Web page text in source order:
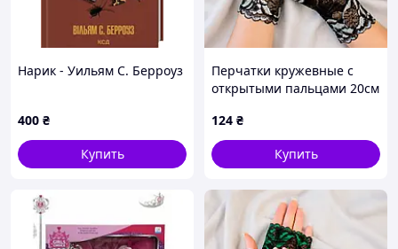
Нарик - Уильям С. Берроуз
400 ₴
Купить
Перчатки кружевные с
открытыми пальцами 20см
124 ₴
Купить